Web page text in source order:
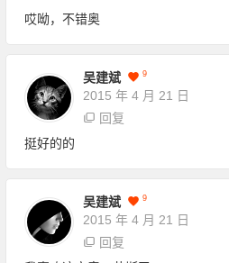
哎呦，不错奥
吴建斌 9
2015 年 4 月 21 日
回复
挺好的的
吴建斌 9
2015 年 4 月 21 日
回复